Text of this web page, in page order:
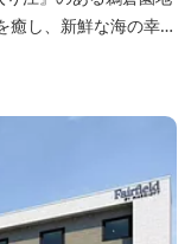
癒し、新鮮な海の幸を
びりと・・くつろぎ